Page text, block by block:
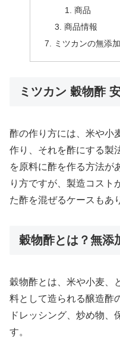
商品
商品情報
ミツカンの無添
ミツカン 穀物酢
酢の作り方には、米や小
作り、それを酢にする製
を原料に酢を作る方法が
り方ですが、製造コスト
た酢を混ぜるケースもあ
穀物酢とは？無添
穀物酢とは、米や小麦、
料として造られる醸造酢
ドレッシング、炒め物、
す。